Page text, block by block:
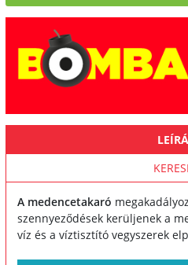
A medencetakaró
szennyeződések kerüljenek a
víz és a víztisztító vegyszerek